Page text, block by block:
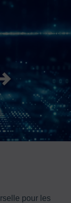
pour les